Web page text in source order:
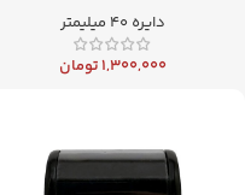
دایره 40 میلیمتر
1,300,000تومان